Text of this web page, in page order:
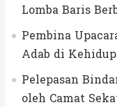
Lomba Baris
Pembina
Adab di
Pelepasan
oleh Camat